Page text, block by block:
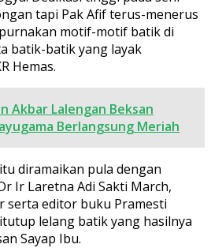
tapi Pak Afif terus-menerus
motif-motif batik di
batik-batik yang layak
Hemas.
Akbar Lalengan Beksan
Berlangsung Meriah
diramaikan pula dengan
Ir Laretna Adi Sakti March,
serta editor buku Pramesti
lelang batik yang hasilnya
Sayap Ibu.